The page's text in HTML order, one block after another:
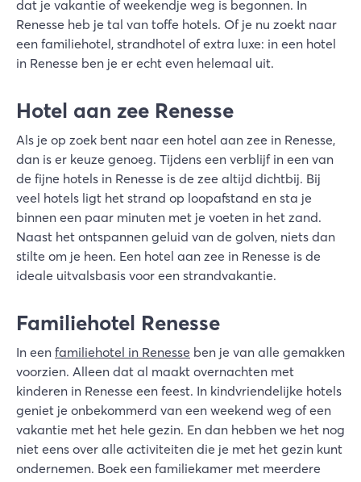
dat je vakantie of weekendje weg is begonnen. In
Renesse heb je tal van toffe hotels. Of je nu zoekt naar
een familiehotel, strandhotel of extra luxe: in een hotel
in Renesse ben je er echt even helemaal uit.
Hotel aan zee Renesse
Als je op zoek bent naar een hotel aan zee in Renesse,
dan is er keuze genoeg. Tijdens een verblijf in een van
de fijne hotels in Renesse is de zee altijd dichtbij. Bij
veel hotels ligt het strand op loopafstand en sta je
binnen een paar minuten met je voeten in het zand.
Naast het ontspannen geluid van de golven, niets dan
stilte om je heen. Een hotel aan zee in Renesse is de
ideale uitvalsbasis voor een strandvakantie.
Familiehotel Renesse
In een familiehotel in Renesse ben je van alle gemakken
voorzien. Alleen dat al maakt overnachten met
kinderen in Renesse een feest. In kindvriendelijke hotels
geniet je onbekommerd van een weekend weg of een
vakantie met het hele gezin. En dan hebben we het nog
niet eens over alle activiteiten die je met het gezin kunt
ondernemen. Boek een familiekamer met meerdere